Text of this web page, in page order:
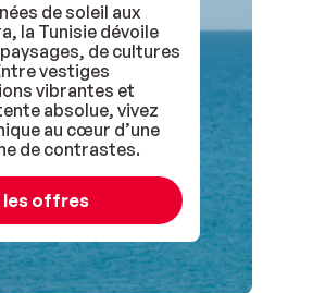
de soleil aux
la Tunisie dévoile
de cultures
vestiges
vibrantes et
absolue, vivez
au cœur d’une
de contrastes.
les offres